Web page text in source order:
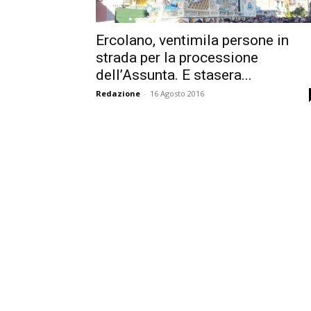
Ercolano, ventimila persone in
strada per la processione
dell’Assunta. E stasera...
Redazione - 16 Agosto 2016